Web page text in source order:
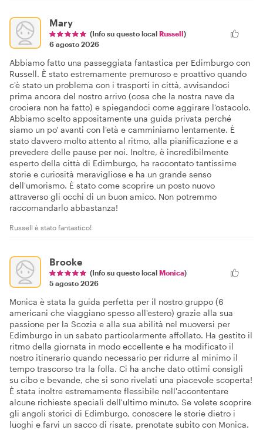
Mary
(Info su questo local Russell)
6 agosto 2026
Abbiamo fatto una passeggiata fantastica per Edimburgo con
Russell. È stato estremamente premuroso e proattivo quando
c'è stato un problema con i trasporti in città, avvisandoci
prima ancora del nostro arrivo (cosa che la nostra nave da
crociera non ha fatto) e spiegandoci come aggirare l'ostacolo.
Abbiamo scelto appositamente una guida privata perché
siamo un po' avanti con l'età e camminiamo lentamente. È
stato davvero molto attento al ritmo, alla pianificazione e a
prevedere delle pause per noi. Inoltre, è incredibilmente
esperto della città di Edimburgo, ha raccontato tantissime
storie e curiosità meravigliose e ha un grande senso
dell'umorismo. È stato come scoprire un posto nuovo
attraverso gli occhi di un buon amico. Non potremmo
raccomandarlo abbastanza!
Russell è stato fantastico!
Brooke
(Info su questo local Monica)
5 agosto 2026
Monica è stata la guida perfetta per il nostro gruppo (6
americani che viaggiano spesso all'estero) grazie alla sua
passione per la Scozia e alla sua abilità nel muoversi per
Edimburgo in un sabato particolarmente affollato. Ha gestito il
ritmo della giornata in modo eccellente e ha modificato il
nostro itinerario quando necessario per ridurre al minimo il
tempo trascorso tra la folla. Ci ha anche dato ottimi consigli
su cibo e bevande, che si sono rivelati una piacevole scoperta!
È stata inoltre estremamente flessibile nell'accontentare
alcune richieste speciali dell'ultimo minuto. Se volete scoprire
gli angoli storici di Edimburgo, conoscere le storie dietro i
luoghi e farvi un sacco di risate, prenotate subito con Monica.